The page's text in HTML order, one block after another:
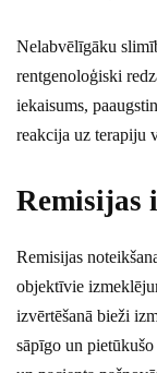
Nelabvēlīgāku
rentgenoloģiski
iekaisums,
reakcija uz terapiju
Remisijas
Remisijas
objektīvie
izvērtēšanā bieži
sāpīgo un